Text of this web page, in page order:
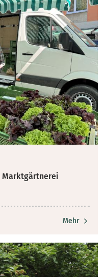
Mehr